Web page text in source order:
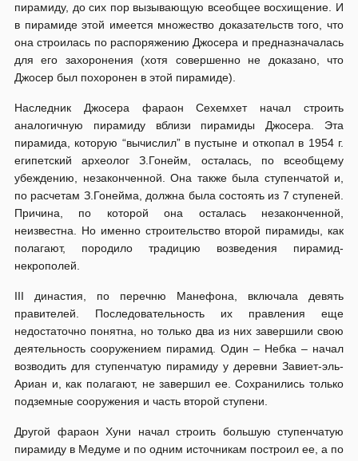
пирамиду, до сих пор вызывающую всеобщее восхищение. И
в пирамиде этой имеется множество доказательств того, что
она строилась по распоряжению Джосера и предназначалась
для его захоронения (хотя совершенно не доказано, что
Джосер был похоронен в этой пирамиде).
Наследник Джосера фараон Сехемхет начал строить
аналогичную пирамиду вблизи пирамиды Джосера. Эта
пирамида, которую “вычислил” в пустыне и откопал в 1954 г.
египетский археолог З.Гонейм, осталась, по всеобщему
убеждению, незаконченной. Она также была ступенчатой и,
по расчетам З.Гонейма, должна была состоять из 7 ступеней.
Причина, по которой она осталась незаконченной,
неизвестна. Но именно строительство второй пирамиды, как
полагают, породило традицию возведения пирамид-
некрополей.
III династия, по перечню Манефона, включала девять
правителей. Последовательность их правления еще
недостаточно понятна, но только два из них завершили свою
деятельность сооружением пирамид. Один – Небка – начал
возводить для ступенчатую пирамиду у деревни Завиет-эль-
Ариан и, как полагают, не завершил ее. Сохранились только
подземные сооружения и часть второй ступени.
Другой фараон Хуни начал строить большую ступенчатую
пирамиду в Медуме и по одним источникам построил ее, а по